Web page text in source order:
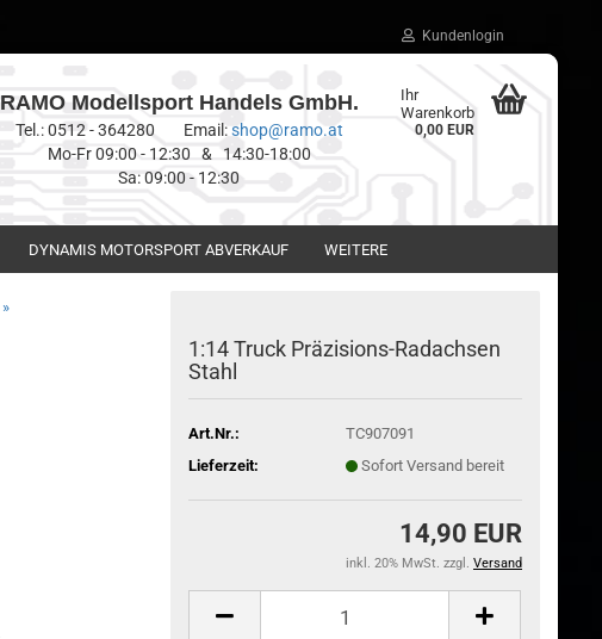
Kundenlogin
RAMO Modellsport Handels GmbH.
Tel.: 0512 - 364280 Email:shop@ramo.at
Mo-Fr 09:00 - 12:30 & 14:30-18:00
Sa: 09:00 - 12:30
Ihr
Warenkorb
0,00 EUR
DYNAMIS MOTORSPORT ABVERKAUF WEITERE
»
1:14 Truck Präzisions-Radachsen
Stahl
Art.Nr.:
TC907091
Lieferzeit:
Sofort Versand bereit
14,90 EUR
inkl. 20% MwSt. zzgl. Versand